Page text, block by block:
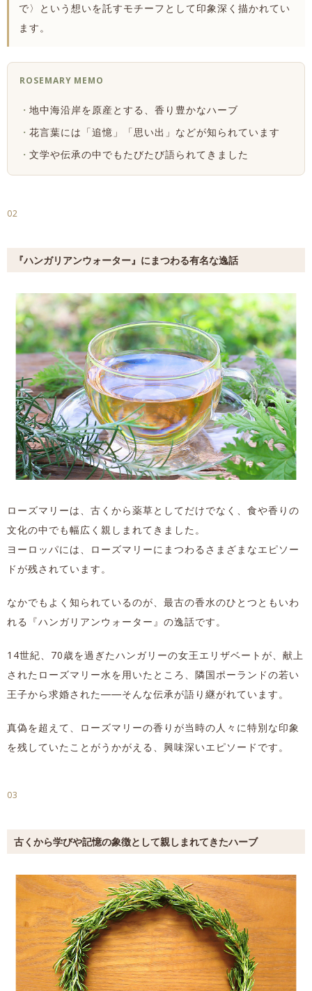
で〉という想いを託すモチーフとして印象深く描かれてい
ます。
ROSEMARY MEMO
地中海沿岸を原産とする、香り豊かなハーブ
花言葉には「追憶」「思い出」などが知られています
文学や伝承の中でもたびたび語られてきました
02
『ハンガリアンウォーター』にまつわる有名な逸話
ローズマリーは、古くから薬草としてだけでなく、食や香りの
文化の中でも幅広く親しまれてきました。
ヨーロッパには、ローズマリーにまつわるさまざまなエピソー
ドが残されています。
なかでもよく知られているのが、最古の香水のひとつともいわ
れる『ハンガリアンウォーター』の逸話です。
14世紀、70歳を過ぎたハンガリーの女王エリザベートが、献上
されたローズマリー水を用いたところ、隣国ポーランドの若い
王子から求婚された――そんな伝承が語り継がれています。
真偽を超えて、ローズマリーの香りが当時の人々に特別な印象
を残していたことがうかがえる、興味深いエピソードです。
03
古くから学びや記憶の象徴として親しまれてきたハーブ